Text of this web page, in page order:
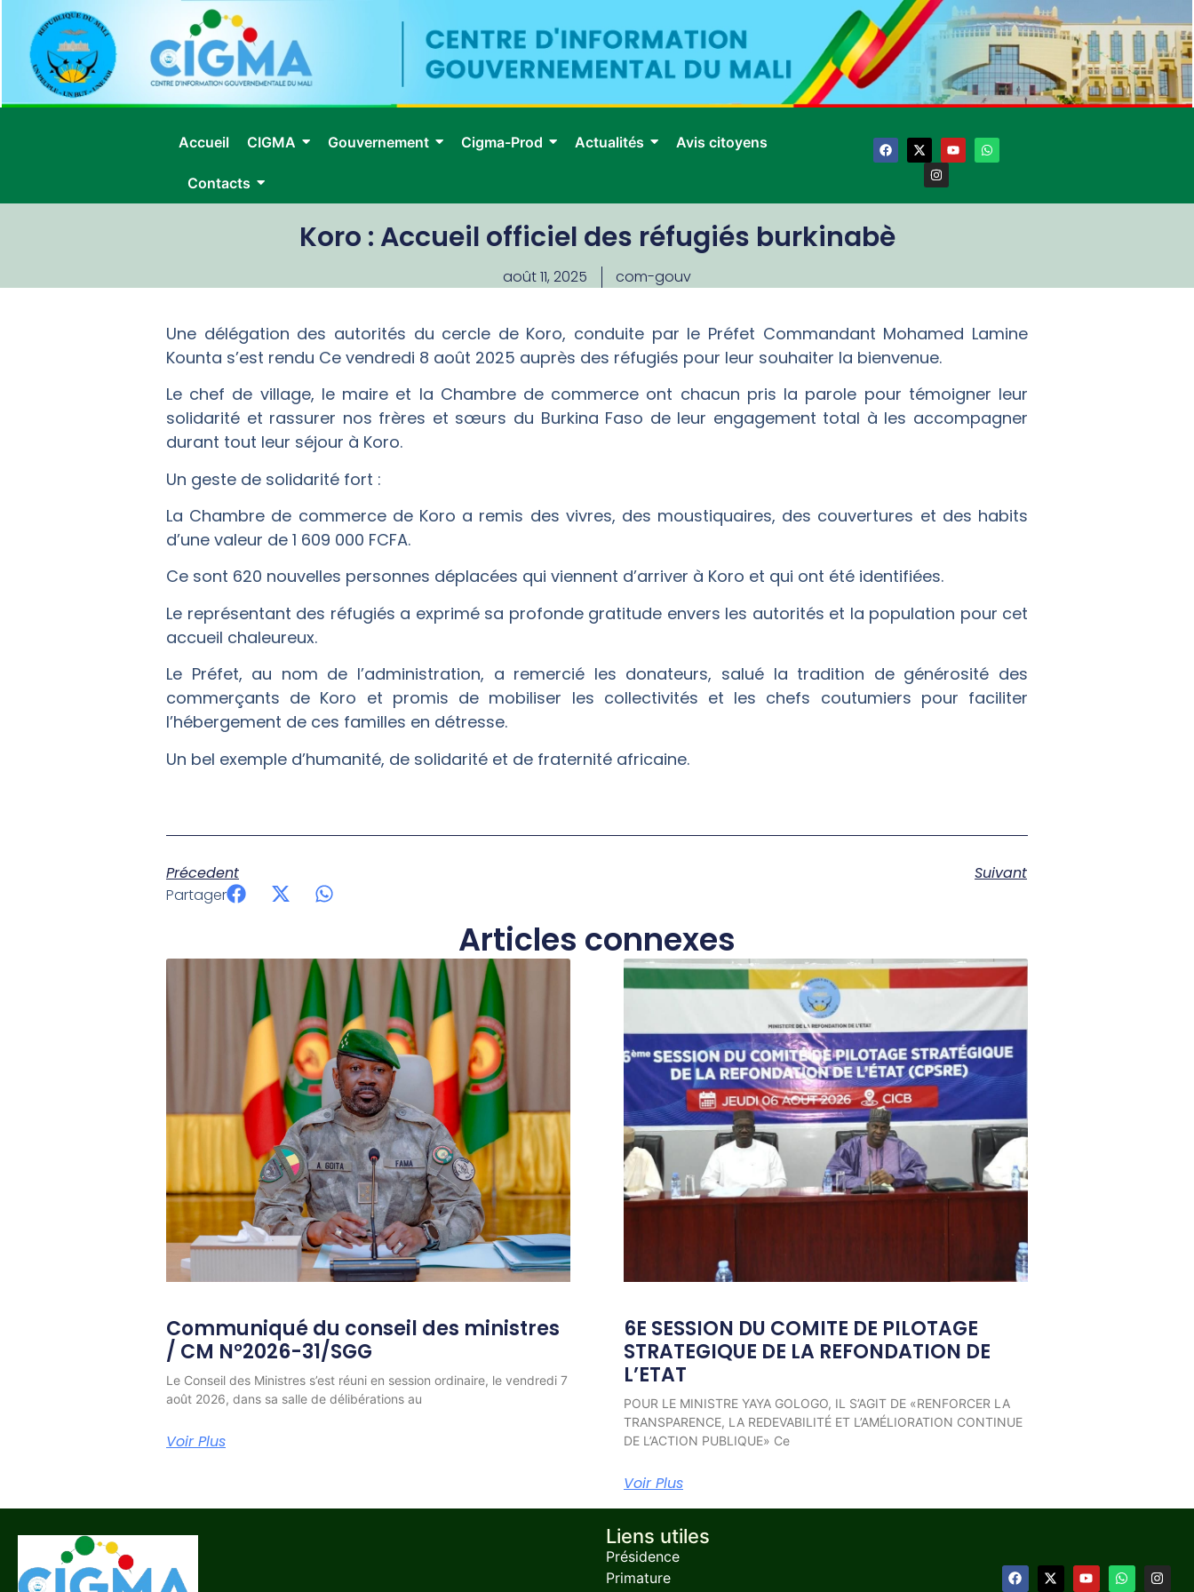
Accueil CIGMA Gouvernement Cigma-Prod Actualités Avis citoyens
Contacts
Koro : Accueil officiel des réfugiés burkinabè
août 11, 2025 com-gouv
Une délégation des autorités du cercle de Koro, conduite par le Préfet Commandant Mohamed Lamine
Kounta s’est rendu Ce vendredi 8 août 2025 auprès des réfugiés pour leur souhaiter la bienvenue.
Le chef de village, le maire et la Chambre de commerce ont chacun pris la parole pour témoigner leur
solidarité et rassurer nos frères et sœurs du Burkina Faso de leur engagement total à les accompagner
durant tout leur séjour à Koro.
Un geste de solidarité fort :
La Chambre de commerce de Koro a remis des vivres, des moustiquaires, des couvertures et des habits
d’une valeur de 1 609 000 FCFA.
Ce sont 620 nouvelles personnes déplacées qui viennent d’arriver à Koro et qui ont été identifiées.
Le représentant des réfugiés a exprimé sa profonde gratitude envers les autorités et la population pour cet
accueil chaleureux.
Le Préfet, au nom de l’administration, a remercié les donateurs, salué la tradition de générosité des
commerçants de Koro et promis de mobiliser les collectivités et les chefs coutumiers pour faciliter
l’hébergement de ces familles en détresse.
Un bel exemple d’humanité, de solidarité et de fraternité africaine.
Précedent
Suivant
Partager
Articles connexes
Communiqué du conseil des ministres
/ CM N°2026-31/SGG
Le Conseil des Ministres s’est réuni en session ordinaire, le vendredi 7
août 2026, dans sa salle de délibérations au
Voir Plus
6E SESSION DU COMITE DE PILOTAGE
STRATEGIQUE DE LA REFONDATION DE
L’ETAT
POUR LE MINISTRE YAYA GOLOGO, IL S’AGIT DE «RENFORCER LA
TRANSPARENCE, LA REDEVABILITÉ ET L’AMÉLIORATION CONTINUE
DE L’ACTION PUBLIQUE» Ce
Voir Plus
Liens utiles
Présidence
Primature